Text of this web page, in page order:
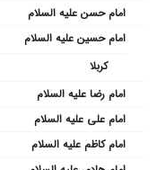
امام حسن علیه السلام
امام حسین علیه السلام
کربلا
امام رضا علیه السلام
امام علی علیه السلام
امام کاظم علیه السلام